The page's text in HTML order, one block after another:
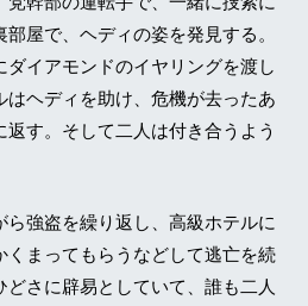
屋で、ヘディの姿を発見する。
イアモンドのイヤリングを渡し
ヘディを助け、危機が去ったあ
す。そして二人は付き合うよう
強盗を繰り返し、高級ホテルに
まってもらうなどして逃亡を続
さに辟易としていて、誰も二人